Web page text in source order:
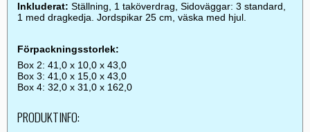
Inkluderat: Ställning, 1 taköverdrag, Sidoväggar: 3 standard,
1 med dragkedja. Jordspikar 25 cm, väska med hjul.
Förpackningsstorlek:
Box 2: 41,0 x 10,0 x 43,0
Box 3: 41,0 x 15,0 x 43,0
Box 4: 32,0 x 31,0 x 162,0
PRODUKTINFO: